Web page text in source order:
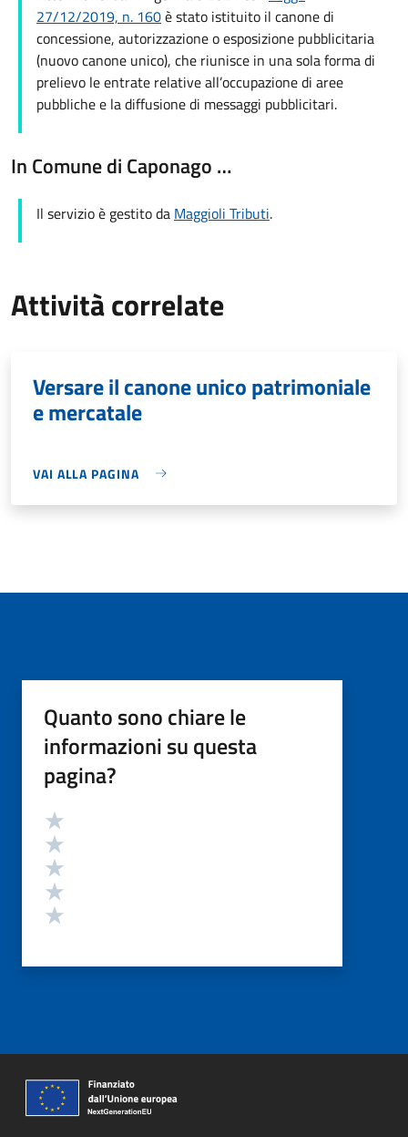
27/12/2019, n. 160è stato istituito il canone di
concessione, autorizzazione o esposizione pubblicitaria
(nuovo canone unico), che riunisce in una sola forma di
prelievo le entrate relative all’occupazione di aree
pubbliche e la diffusione di messaggi pubblicitari.
In Comune di Caponago …
Il servizio è gestito da Maggioli Tributi.
Attività correlate
Versare il canone unico patrimoniale
e mercatale
VAI ALLA PAGINA
Quanto sono chiare le
informazioni su questa
pagina?
Valutazione